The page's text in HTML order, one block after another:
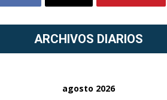
ARCHIVOS DIARIOS
agosto 2026